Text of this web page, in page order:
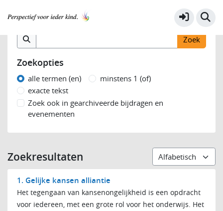
Samen voor kwaliteit 2021-2022
Zoek op inhoud
Zoekopties
alle termen (en)
minstens 1 (of)
exacte tekst
Zoek ook in gearchiveerde bijdragen en
evenementen
Zoekresultaten
1. Gelijke kansen alliantie
Het tegengaan van kansenongelijkheid is een opdracht
voor iedereen, met een grote rol voor het onderwijs. Het